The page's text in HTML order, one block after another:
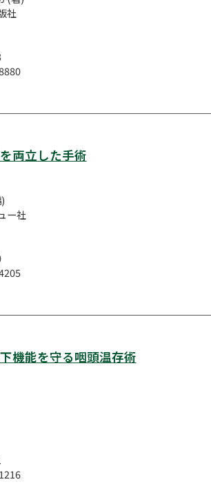
社
両立した手術
ー社
機能を守る咽頭温存術